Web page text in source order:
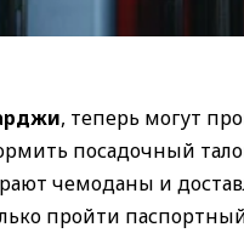
, теперь могут
посадочный
чемоданы и
пройти